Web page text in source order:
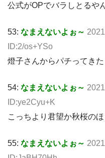
公式がOPでバラしとるや
53: なまえないよぉ～
ID:2/os+YSo
燈子さんからパチってきた
54: なまえないよぉ～
ID:ye2Cyu+K
こっちより君望か秋桜の
55: なまえないよぉ～